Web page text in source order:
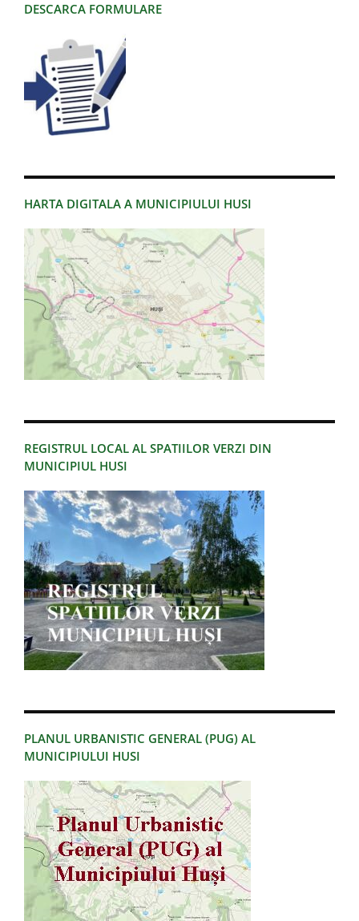
DESCARCA FORMULARE
HARTA DIGITALA A MUNICIPIULUI HUSI
REGISTRUL LOCAL AL SPATIILOR VERZI DIN
MUNICIPIUL HUSI
PLANUL URBANISTIC GENERAL (PUG) AL
MUNICIPIULUI HUSI